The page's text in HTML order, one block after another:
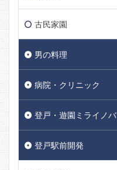
古民家園
男の料理
病院・クリニック
登戸・遊園ミライノバ
登戸駅前開発